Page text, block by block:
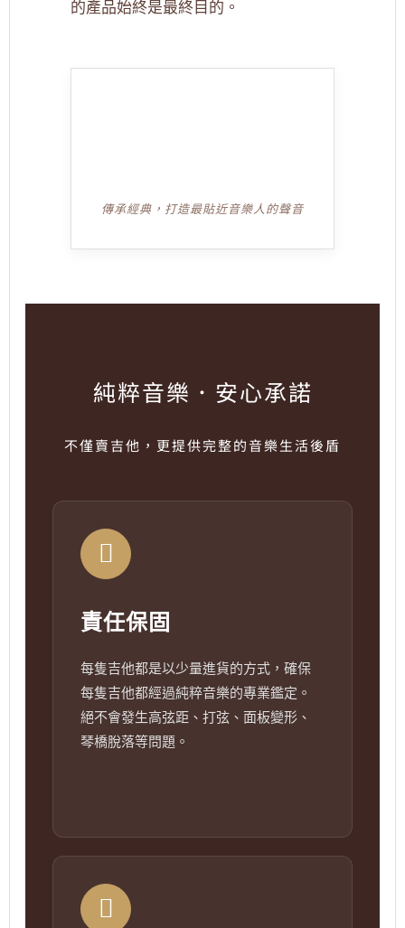
的產品始終是最終目的。
傳承經典，打造最貼近音樂人的聲音
純粹音樂．安心承諾
不僅賣吉他，更提供完整的音樂生活後盾
責任保固
每隻吉他都是以少量進貨的方式，確保
每隻吉他都經過純粹音樂的專業鑑定。
絕不會發生高弦距、打弦、面板變形、
琴橋脫落等問題。